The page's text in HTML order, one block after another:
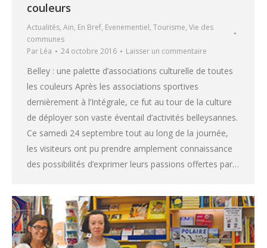
couleurs
Actualités, Ain, En Bref, Evenementiel, Tourisme, Vie des
communes
Par Léa 24 octobre 2016 Laisser un commentaire
Belley : une palette d’associations culturelle de toutes
les couleurs Après les associations sportives
dernièrement à l’Intégrale, ce fut au tour de la culture
de déployer son vaste éventail d’activités belleysannes.
Ce samedi 24 septembre tout au long de la journée,
les visiteurs ont pu prendre amplement connaissance
des possibilités d’exprimer leurs passions offertes par…